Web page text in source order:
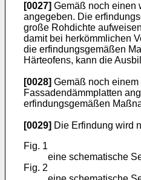
[0027] Gemäß noch einen
angegeben. Die
große Rohdichte
damit bei herkömmlichen
die erfindungsgemäßen
Härteofens, kann die
[0028] Gemäß noch
Fassadendämmplatten
erfindungsgemäßen
[0029] Die Erfindung wird
Fig. 1
eine schematische
Fig. 2